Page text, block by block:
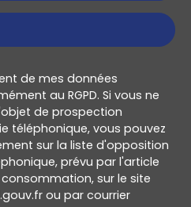
de mes données
au RGPD. Si vous ne
de prospection
téléphonique, vous pouvez
sur la liste d'opposition
prévu par l'article
consommation, sur le site
ou par courrier